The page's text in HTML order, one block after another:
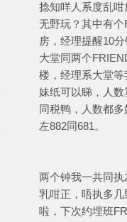
捻知咩人系度乱
无野玩？其中有
房，经理提醒10
大堂同两个
楼，经理系大堂
妹纸可以睇，人
同税鸭，人数都
左882同681。
两个钟我一共同
乳咁正，唔执多
啦，下次约埋班